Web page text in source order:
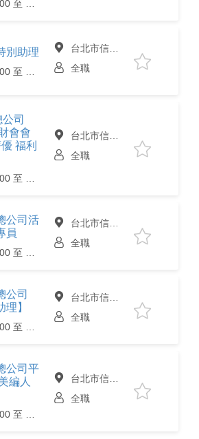
別助理
台北市信義區
全職
公司
會會
福利
台北市信義區
全職
公司活
員
台北市信義區
全職
公司
理】
台北市信義區
全職
公司平
編人
台北市信義區
全職